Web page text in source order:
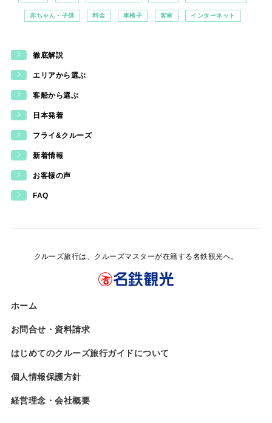
赤ちゃん・子供 料金 車椅子 客室 インターネット
徹底解説
エリアから選ぶ
客船から選ぶ
日本発着
フライ&クルーズ
新着情報
お客様の声
FAQ
クルーズ旅行は、クルーズマスターが在籍する名鉄観光へ。
ホーム
お問合せ・資料請求
はじめてのクルーズ旅行ガイドについて
個人情報保護方針
経営理念・会社概要